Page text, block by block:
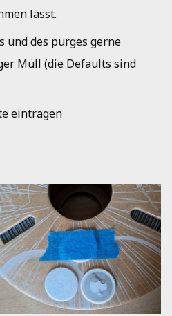
lässt.
und des purges gerne
Müll (die Defaults sind
eintragen